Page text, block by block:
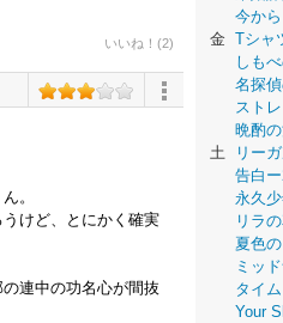
いいね！(2)
。
けど、とにかく確実
連中の功名心が間抜
今か
金 Tシャ
しも
名探
スト
晩酌
土
リー
告白
永久
リラ
夏色
ミッ
タイ
Your